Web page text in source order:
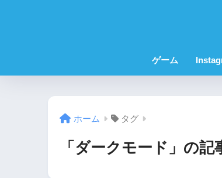
ゲーム
ホーム タグ
「ダークモード」の記